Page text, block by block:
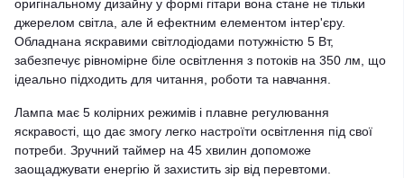
оригінальному дизайну у формі гітари вона стане не тільки
джерелом світла, але й ефектним елементом інтер'єру.
Обладнана яскравими світлодіодами потужністю 5 Вт,
забезпечує рівномірне біле освітлення з потоків на 350 лм, що
ідеально підходить для читання, роботи та навчання.
Лампа має 5 колірних режимів і плавне регулювання
яскравості, що дає змогу легко настроїти освітлення під свої
потреби. Зручний таймер на 45 хвилин допоможе
заощаджувати енергію й захистить зір від перевтоми.